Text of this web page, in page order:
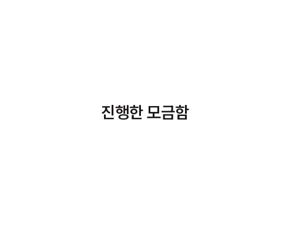
진행한 모금함